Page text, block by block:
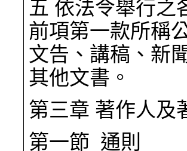
五 依法令舉行之
前項第一款所稱
文告、講稿、新
其他文書。
第三章 著作人及
第一節 通則